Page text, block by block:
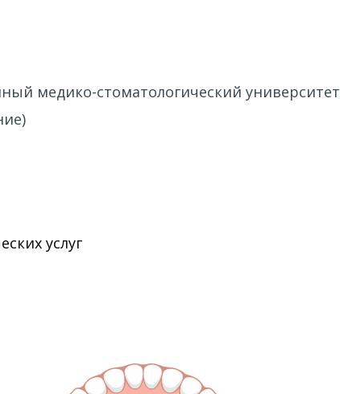
медико-стоматологический университет
услуг